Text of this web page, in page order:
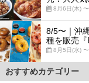
8月6日(木) 〜
8/5〜｜沖
種を販売『
8月5日(水) 〜
おすすめカテゴリー